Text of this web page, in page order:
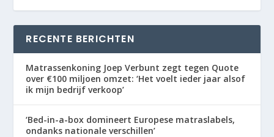
RECENTE BERICHTEN
Matrassenkoning Joep Verbunt zegt tegen Quote
over €100 miljoen omzet: ‘Het voelt ieder jaar alsof
ik mijn bedrijf verkoop’
‘Bed-in-a-box domineert Europese matraslabels,
ondanks nationale verschillen’